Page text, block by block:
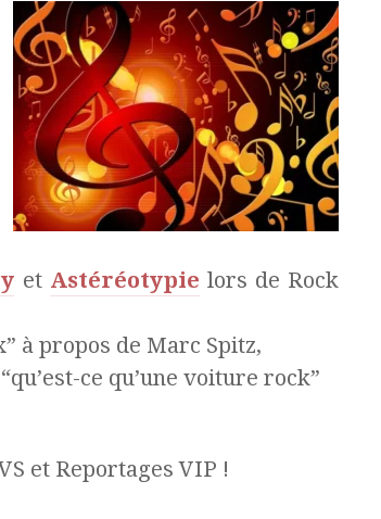
et Astéréotypie lors de Rock
à propos de Marc Spitz,
ce qu’une voiture rock”
et Reportages VIP !